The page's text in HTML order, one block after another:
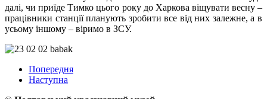
далі, чи приїде Тимко цього року до Харкова віщувати весну –
працівники станції планують зробити все від них залежне, а в
усьому іншому – віримо в ЗСУ.
Попередня
Наступна